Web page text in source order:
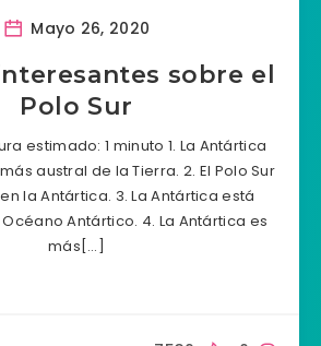
Mayo 26, 2020
sobre el
Polo Sur
estimado: 1 minuto 1. La Antártica
austral de la Tierra. 2. El Polo Sur
la Antártica. 3. La Antártica está
Antártico. 4. La Antártica es
más[…]